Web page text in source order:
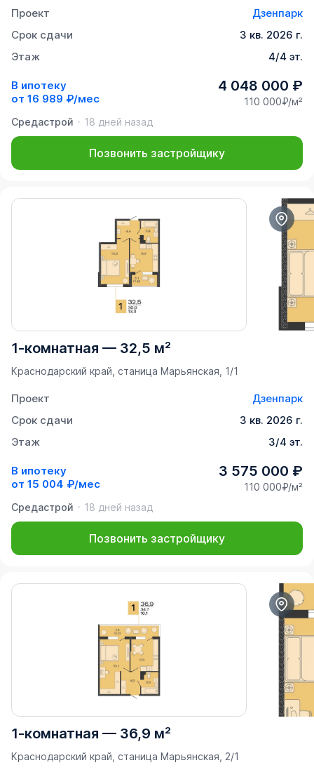
Проект
Дзенпарк
Срок сдачи
3 кв. 2026 г.
Этаж
4/4 эт.
В ипотеку
от 16 989 ₽/мес
4 048 000 ₽
110 000₽/м²
Средастрой
18 дней назад
Позвонить застройщику
1-комнатная — 32,5 м²
Краснодарский край, станица Марьянская, 1/1
Проект
Дзенпарк
Срок сдачи
3 кв. 2026 г.
Этаж
3/4 эт.
В ипотеку
от 15 004 ₽/мес
3 575 000 ₽
110 000₽/м²
Средастрой
18 дней назад
Позвонить застройщику
1-комнатная — 36,9 м²
Краснодарский край, станица Марьянская, 2/1